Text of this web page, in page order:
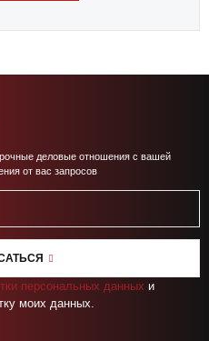
деловые отношения с вашей
от вас запросов
персональных данных и
моих данных.